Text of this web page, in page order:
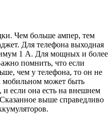
Чем больше ампер, тем
Для телефона выходная
1 А. Для мощных и более
помнить, что если
чем у телефона, то он не
мобильном может быть
и если она есть на внешнем
Сказанное выше справедливо